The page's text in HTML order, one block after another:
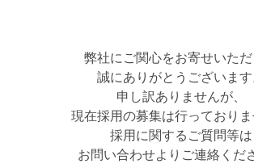
弊社にご関心をお寄せいただ
誠にありがとうございます
申し訳ありませんが、
現在採用の募集は行っておりま
採用に関するご質問等は
お問い合わせよりご連絡くだ